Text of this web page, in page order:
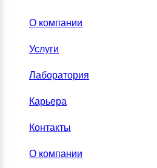
О компании
Услуги
Лаборатория
Карьера
Контакты
О компании